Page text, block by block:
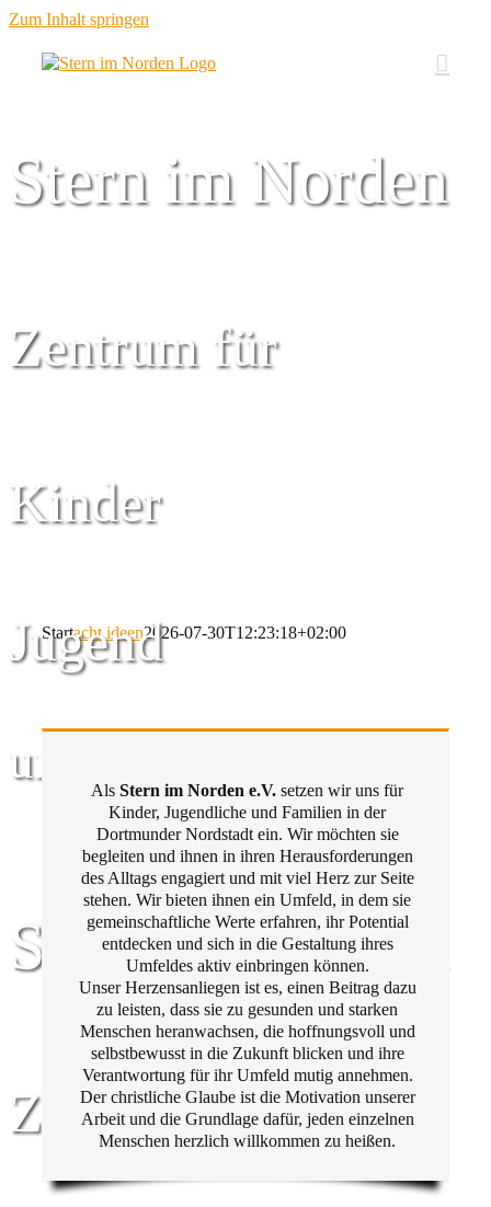
Zum Inhalt springen
Stern im Norden
Zentrum für
Kinder
Jugend
und Familie
Stern im Norden
Zentrum für
Startacht ideen2026-07-30T12:23:18+02:00
Als Stern im Norden e.V. setzen wir uns für
Kinder, Jugendliche und Familien in der
Dortmunder Nordstadt ein. Wir möchten sie
begleiten und ihnen in ihren Herausforderungen
des Alltags engagiert und mit viel Herz zur Seite
stehen. Wir bieten ihnen ein Umfeld, in dem sie
gemeinschaftliche Werte erfahren, ihr Potential
entdecken und sich in die Gestaltung ihres
Umfeldes aktiv einbringen können.
Unser Herzensanliegen ist es, einen Beitrag dazu
zu leisten, dass sie zu gesunden und starken
Menschen heranwachsen, die hoffnungsvoll und
selbstbewusst in die Zukunft blicken und ihre
Verantwortung für ihr Umfeld mutig annehmen.
Der christliche Glaube ist die Motivation unserer
Arbeit und die Grundlage dafür, jeden einzelnen
Menschen herzlich willkommen zu heißen.